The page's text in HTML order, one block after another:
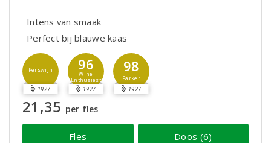
Intens van smaak
Perfect bij blauwe kaas
Perswijn
1927
96
Wine
Enthusiast
1927
98
Parker
1927
21,35 per fles
Fles Doos (6)